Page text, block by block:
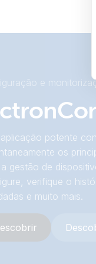
e
potente
os
gestão de
verifique o
e muito mais.